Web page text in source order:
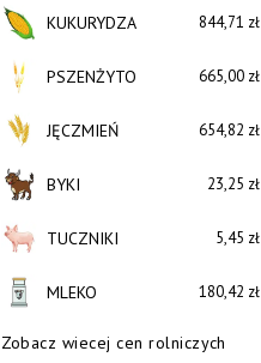
KUKURYDZA 844,71 zł
PSZENŻYTO 665,00 zł
JĘCZMIEŃ 654,82 zł
BYKI 23,25 zł
TUCZNIKI 5,45 zł
MLEKO 180,42 zł
Zobacz wiecej cen rolniczych